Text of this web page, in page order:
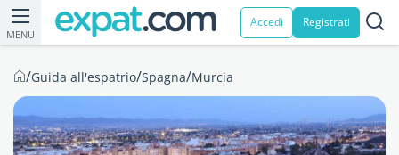
MENU
Accedi Registrati
/Guida all'espatrio/Spagna/Murcia